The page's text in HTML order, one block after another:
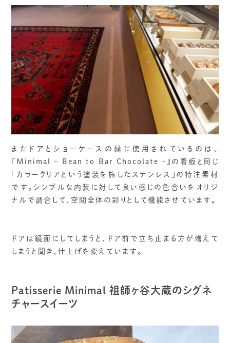
またドアとショーケースの縁に使用されているのは、
『Minimal – Bean to Bar Chocolate -』の看板と同じ
「カラークリアという塗装を施したステンレス」の特注素材
です。シンプルな内装に対して良い感じの色合いをオリジ
ナルで調合して、空間全体の彩りとして機能させています。
ドアは鏡面にしてしまうと、ドア前で立ち止まる方が増えて
しまうと聞き、仕上げを変えています。
Patisserie Minimal 祖師ヶ谷大蔵のシグネ
チャースイーツ